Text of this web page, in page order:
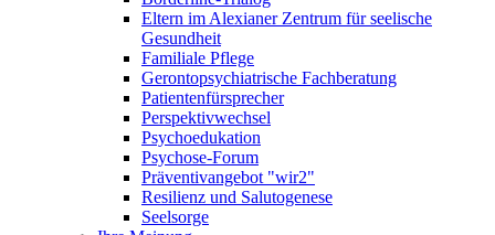
Eltern im Alexianer Zentrum für seelische
Gesundheit
Familiale Pflege
Gerontopsychiatrische Fachberatung
Patientenfürsprecher
Perspektivwechsel
Psychoedukation
Psychose-Forum
Präventivangebot "wir2"
Resilienz und Salutogenese
Seelsorge